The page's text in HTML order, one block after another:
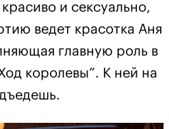
и сексуально,
ведет красотка Аня
главную роль в
королевы”. К ней на